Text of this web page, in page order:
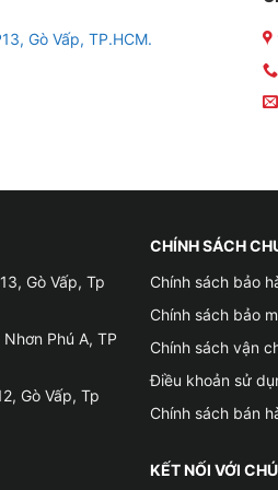
xe khiến xe bị ô nhiễm.
mưa nước vào trong xe.
của bộ gập gương lên xuống
Gò Vấp, TP.HCM.
Gò Vấp, Tp
Phú A, TP
Gò Vấp, Tp
CHÍNH SÁCH
Chính sách bảo
Chính sách bảo
Chính sách vận
Điều khoản sử
Chính sách bán
KẾT NỐI VỚI